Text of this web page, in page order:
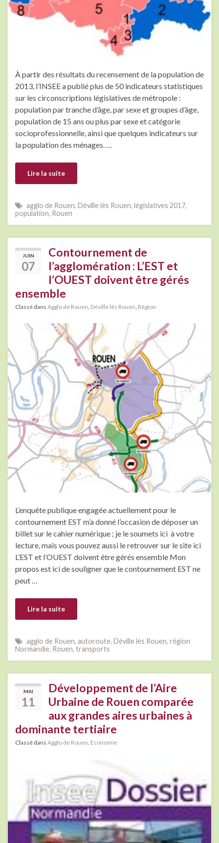
À partir des résultats du recensement de la population de
2013, l’INSEE a publié plus de 50 indicateurs statistiques
sur les circonscriptions législatives de métropole :
population par tranche d’âge, par sexe et groupes d’âge,
population de 15 ans ou plus par sexe et catégorie
socioprofessionnelle, ainsi que quelques indicateurs sur
la population des ménages. …
Lire la suite
agglo de Rouen, Déville lès Rouen, législatives 2017,
population, Rouen
JUIN
07
Contournement de
l’agglomération : L’EST et
l’OUEST doivent être gérés
ensemble
Classé dans Agglo de Rouen Déville lès Rouen Région
L’enquête publique engagée actuellement pour le
contournement EST m’a donné l’occasion de déposer un
billet sur le cahier numérique ; je le soumets ici à votre
lecture, mais vous pouvez aussi le retrouver sur le site ici
L’EST et l’OUEST doivent être gérés ensemble Mon
propos est ici de souligner que le contournement EST ne
peut …
Lire la suite
agglo de Rouen, autoroute, Déville lès Rouen, région
Normandie, Rouen, transports
MAI
11
Développement de l’Aire
Urbaine de Rouen comparée
aux grandes aires urbaines à
dominante tertiaire
Classé dans Agglo de Rouen, Economie